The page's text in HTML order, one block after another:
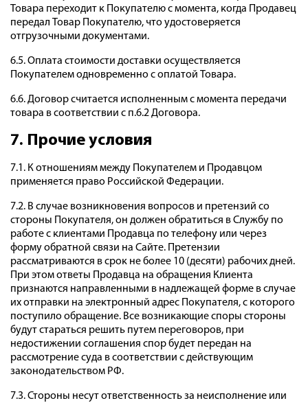
Товара переходит к Покупателю с момента, когда Продавец
передал Товар Покупателю, что удостоверяется
отгрузочными документами.
6.5. Оплата стоимости доставки осуществляется
Покупателем одновременно с оплатой Товара.
6.6. Договор считается исполненным с момента передачи
товара в соответствии с п.6.2 Договора.
7. Прочие условия
7.1. К отношениям между Покупателем и Продавцом
применяется право Российской Федерации.
7.2. В случае возникновения вопросов и претензий со
стороны Покупателя, он должен обратиться в Службу по
работе с клиентами Продавца по телефону или через
форму обратной связи на Сайте. Претензии
рассматриваются в срок не более 10 (десяти) рабочих дней.
При этом ответы Продавца на обращения Клиента
признаются направленными в надлежащей форме в случае
их отправки на электронный адрес Покупателя, с которого
поступило обращение. Все возникающие споры стороны
будут стараться решить путем переговоров, при
недостижении соглашения спор будет передан на
рассмотрение суда в соответствии с действующим
законодательством РФ.
7.3. Стороны несут ответственность за неисполнение или